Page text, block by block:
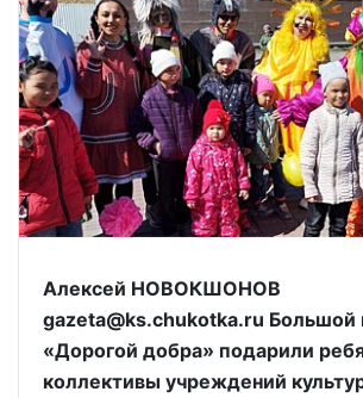
Алексей НОВОКШОНОВ
gazeta@ks.chukotka.ru Большой
«Дорогой добра» подарили
коллективы учреждений